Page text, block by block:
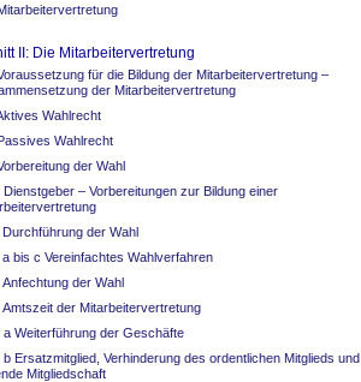
II: Die Mitarbeitervertretung
für die Bildung der Mitarbeitervertretung –
der Mitarbeitervertretung
Wahlrecht
Wahlrecht
der Wahl
Dienstgeber – Vorbereitungen zur Bildung einer
Durchführung der Wahl
a bis c Vereinfachtes Wahlverfahren
Anfechtung der Wahl
Amtszeit der Mitarbeitervertretung
a Weiterführung der Geschäfte
b Ersatzmitglied, Verhinderung des ordentlichen Mitglieds und
Mitgliedschaft